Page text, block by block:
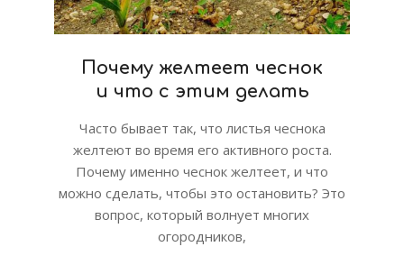
Почему желтеет чеснок
и что с этим делать
Часто бывает так, что листья чеснока
желтеют во время его активного роста.
Почему именно чеснок желтеет, и что
можно сделать, чтобы это остановить? Это
вопрос, который волнует многих
огородников,